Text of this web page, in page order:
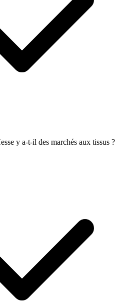
y a-t-il des marchés aux tissus ?